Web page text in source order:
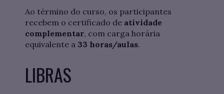
Ao término do curso, os participantes
recebem o certificado de atividade
complementar, com carga horária
equivalente a 33 horas/aulas.
LIBRAS